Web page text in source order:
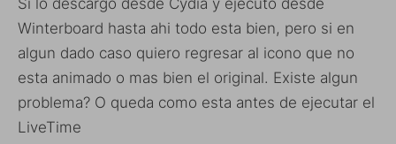
Winterboard hasta ahi todo esta bien, pero si en
algun dado caso quiero regresar al icono que no
esta animado o mas bien el original. Existe algun
problema? O queda como esta antes de ejecutar el
LiveTime